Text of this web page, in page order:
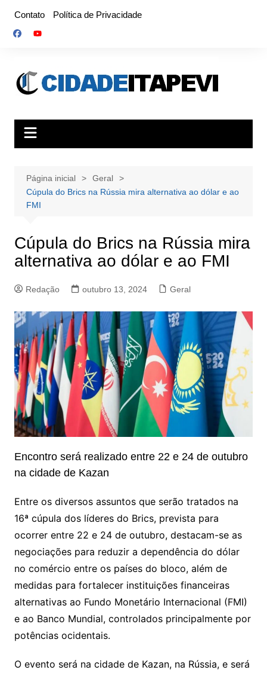
Contato Política de Privacidade
Página inicial
Geral
Cúpula do Brics na Rússia mira alternativa ao dólar e ao
FMI
Cúpula do Brics na Rússia mira
alternativa ao dólar e ao FMI
Redação outubro 13, 2024 Geral
Encontro será realizado entre 22 e 24 de outubro
na cidade de Kazan
Entre os diversos assuntos que serão tratados na
16ª cúpula dos líderes do Brics, prevista para
ocorrer entre 22 e 24 de outubro, destacam-se as
negociações para reduzir a dependência do dólar
no comércio entre os países do bloco, além de
medidas para fortalecer instituições financeiras
alternativas ao Fundo Monetário Internacional (FMI)
e ao Banco Mundial, controlados principalmente por
potências ocidentais.
O evento será na cidade de Kazan, na Rússia, e será